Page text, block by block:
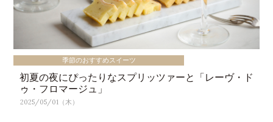
季節のおすすめスイーツ
初夏の夜にぴったりなスプリッツァーと「レーヴ・ド
ゥ・フロマージュ」
2025/05/01（木）